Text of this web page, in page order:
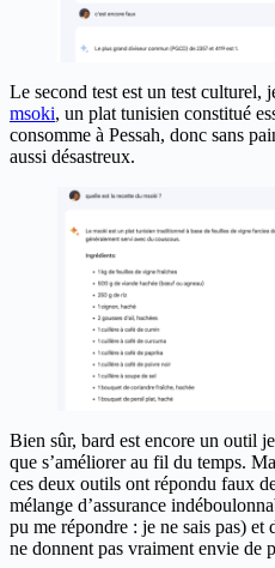
Le second test est un test culturel,
msoki, un plat tunisien constitué
consomme à Pessah, donc sans
aussi désastreux.
Bien sûr, bard est encore un outil
que s’améliorer au fil du temps.
ces deux outils ont répondu faux
mélange d’assurance
pu me répondre : je ne sais pas) et
ne donnent pas vraiment envie de